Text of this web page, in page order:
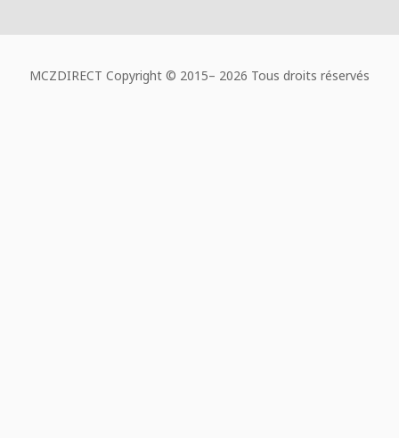
MCZDIRECT Copyright © 2015– 2026 Tous droits réservés